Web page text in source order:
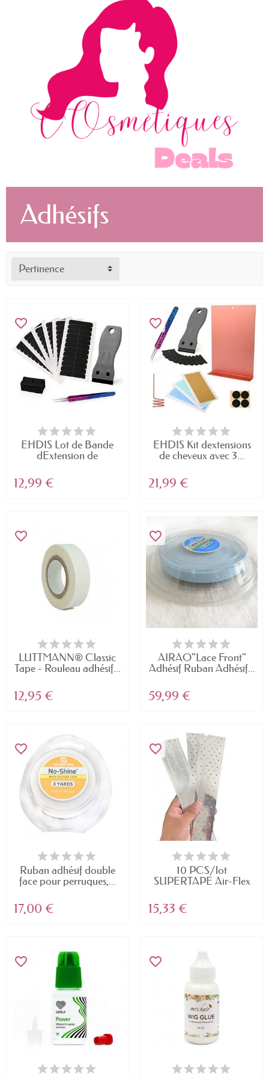
Adhésifs
Pertinence
favorite_border
EHDIS Lot de Bande
dExtension de
12,99 €
favorite_border
EHDIS Kit dextensions
de cheveux avec 3...
21,99 €
favorite_border
LUTTMANN® Classic
Tape - Rouleau adhésif...
12,95 €
favorite_border
AIRAO"Lace Front"
Adhésif Ruban Adhésif...
59,99 €
favorite_border
Ruban adhésif double
face pour perruques,...
17,00 €
favorite_border
10 PCS/lot
SUPERTAPE Air-Flex
15,33 €
favorite_border favorite_border